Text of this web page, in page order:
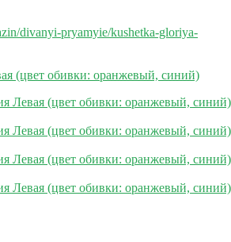
divanyi-pryamyie/kushetka-gloriya-